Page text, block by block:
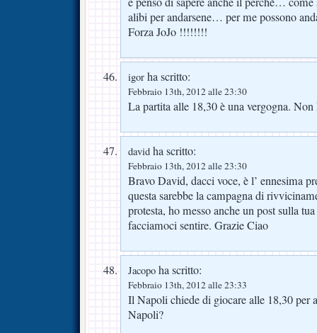
alibi per andarsene… per me possono
Forza JoJo !!!!!!!!
igor ha scritto:
Febbraio 13th, 2012 alle 23:30
La partita alle 18,30 è una vergogna.
david ha scritto:
Febbraio 13th, 2012 alle 23:30
Bravo David, dacci voce, è l’ ennesima
questa sarebbe la campagna di
protesta, ho messo anche un post sulla
facciamoci sentire. Grazie Ciao
Jacopo ha scritto:
Febbraio 13th, 2012 alle 23:33
Il Napoli chiede di giocare alle 18,30 per
Napoli?